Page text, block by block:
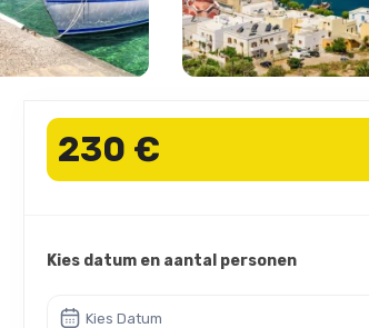
230 €
Kies datum en aantal personen
Kies Datum